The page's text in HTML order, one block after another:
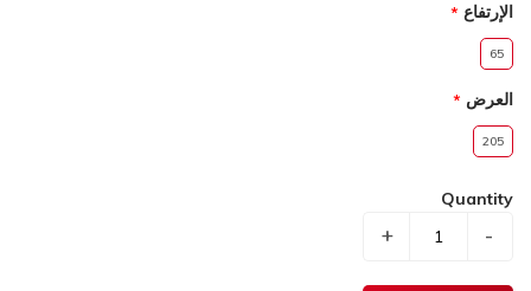
الإرتفاع
65
العرض
205
Quantity
-
+